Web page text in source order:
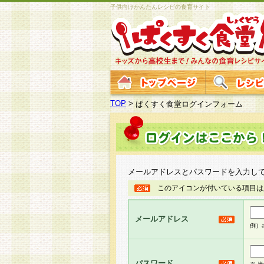
子供向けかんたんレシピの食育サイト
TOP >ぱくすく食堂ログインフォーム
メールアドレスとパスワードを入力し
このアイコンが付いている項目
メールアドレス
例）